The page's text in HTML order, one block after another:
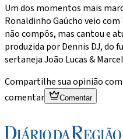
Um dos momentos mais
Ronaldinho Gaúcho veio
não compôs, mas cantou e
produzida por Dennis DJ, do
sertaneja João Lucas &
Compartilhe sua opinião
comentar
Comentar